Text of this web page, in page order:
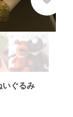
いぐるみ